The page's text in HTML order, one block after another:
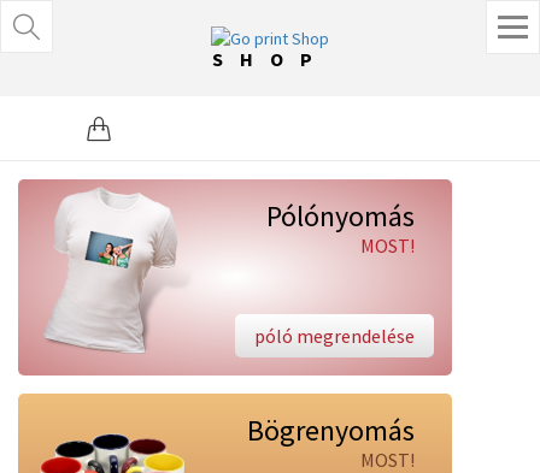
SHOP
Pólónyomás
MOST!
póló megrendelése
Bögrenyomás
MOST!